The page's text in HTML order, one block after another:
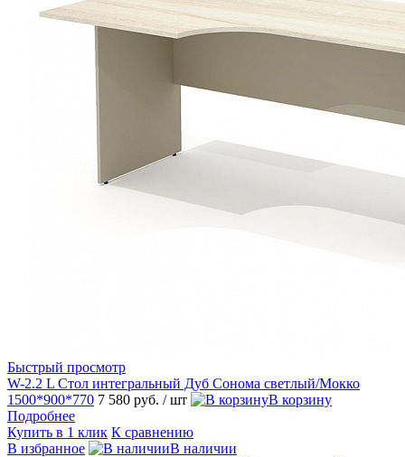
Быстрый просмотр
W-2.2 L Стол интегральный Дуб Сонома светлый/Мокко
1500*900*770 7 580 руб. / шт
В корзину
Подробнее
Купить в 1 клик К сравнению
В избранное
В наличии